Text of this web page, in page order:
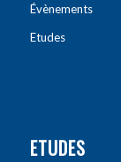
Évènements
Etudes
ETUDES